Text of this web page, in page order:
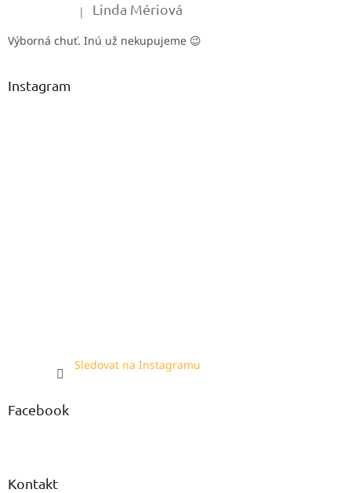
Hodnocení produktu je 5 z 5 hvězdiček.
| Linda Mériová
Výborná chuť. Inú už nekupujeme 😉
Instagram
Sledovat na Instagramu
Facebook
Kontakt